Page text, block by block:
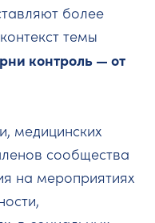
более
темы
контроль — от
медицинских
сообщества
на мероприятиях